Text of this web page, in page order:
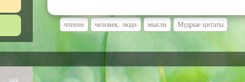
чтение человек, люди мысли Мудрые цитаты